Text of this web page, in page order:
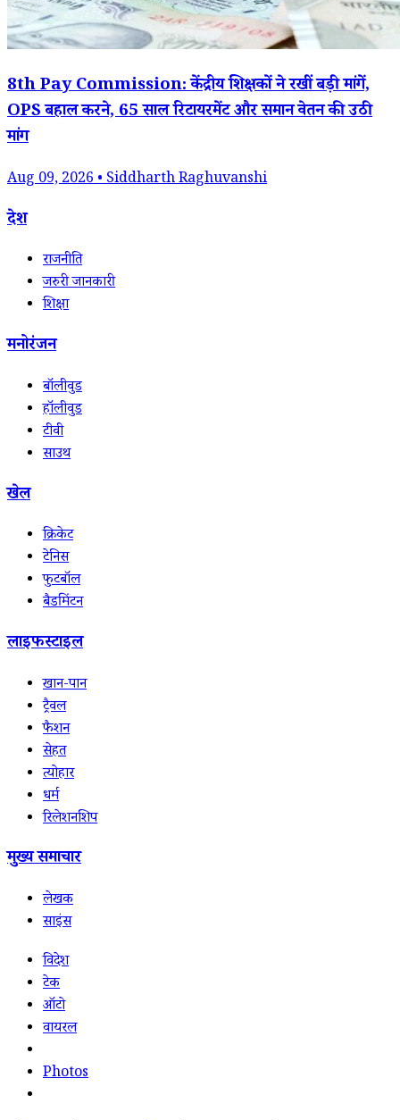
8th Pay Commission: केंद्रीय शिक्षकों ने रखीं बड़ी मांगें,
OPS बहाल करने, 65 साल रिटायरमेंट और समान वेतन की उठी
मांग
Aug 09, 2026 • Siddharth Raghuvanshi
देश
राजनीति
जरुरी जानकारी
शिक्षा
मनोरंजन
बॉलीवुड
हॉलीवुड
टीवी
साउथ
खेल
क्रिकेट
टेनिस
फुटबॉल
बैडमिंटन
लाइफस्टाइल
खान-पान
ट्रैवल
फैशन
सेहत
त्योहार
धर्म
रिलेशनशिप
मुख्य समाचार
लेखक
साइंस
विदेश
टेक
ऑटो
वायरल
Photos